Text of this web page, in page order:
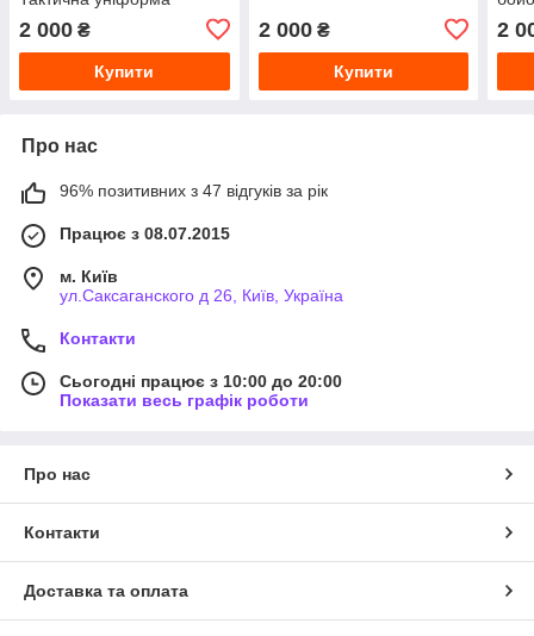
нацгвардії штани-готель
куртка польова 52-54/3-4
2 000 ₴
Купити
2 000₴
Купити
2
Про нас
96% позитивних з 47 відгуків за рік
Працює з 08.07.2015
м. Київ
ул.Саксаганского д 26, Київ, Україна
Контакти
Сьогодні працює з 10:00 до 20:00
Показати весь графік роботи
Про нас
Контакти
Доставка та оплата